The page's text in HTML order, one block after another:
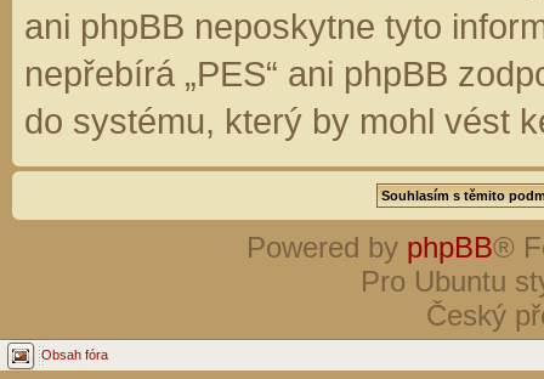
ani phpBB neposkytne tyto
nepřebírá „PES“ ani phpBB
do systému, který by mohl vést
Powered by phpBB®
Pro Ubuntu
Český
Obsah fóra